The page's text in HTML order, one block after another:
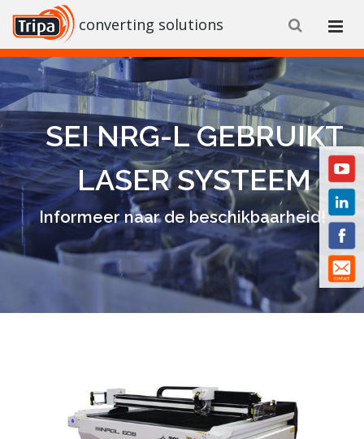
converting solutions
SEI NRG-L GEBRUIKT
LASER SYSTEEM
Informeer naar de beschikbaarheid!